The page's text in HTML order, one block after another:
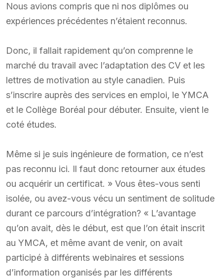
Nous avions compris que ni nos diplômes ou
expériences précédentes n’étaient reconnus.
Donc, il fallait rapidement qu’on comprenne le
marché du travail avec l’adaptation des CV et les
lettres de motivation au style canadien. Puis
s’inscrire auprès des services en emploi, le YMCA
et le Collège Boréal pour débuter. Ensuite, vient le
coté études.
Même si je suis ingénieure de formation, ce n’est
pas reconnu ici. Il faut donc retourner aux études
ou acquérir un certificat. » Vous êtes-vous senti
isolée, ou avez-vous vécu un sentiment de solitude
durant ce parcours d’intégration? « L’avantage
qu’on avait, dès le début, est que l’on était inscrit
au YMCA, et même avant de venir, on avait
participé à différents webinaires et sessions
d’information organisés par les différents